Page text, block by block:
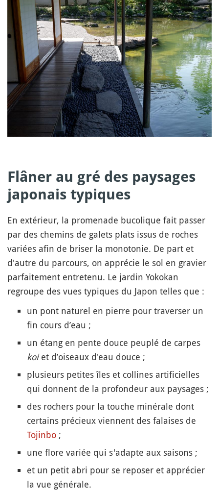
Flâner au gré des paysages
japonais typiques
En extérieur, la promenade bucolique fait passer
par des chemins de galets plats issus de roches
variées afin de briser la monotonie. De part et
d'autre du parcours, on apprécie le sol en gravier
parfaitement entretenu. Le jardin Yokokan
regroupe des vues typiques du Japon telles que :
un pont naturel en pierre pour traverser un
fin cours d’eau ;
un étang en pente douce peuplé de carpes
koiet d’oiseaux d'eau douce ;
plusieurs petites îles et collines artificielles
qui donnent de la profondeur aux paysages ;
des rochers pour la touche minérale dont
certains précieux viennent des falaises de
Tojinbo ;
une flore variée qui s'adapte aux saisons ;
et un petit abri pour se reposer et apprécier
la vue générale.